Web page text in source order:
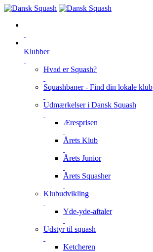
Klubber
Hvad er Squash?
Squashbaner - Find din lokale klub
Udmærkelser i Dansk Squash
Æresprisen
Årets Klub
Årets Junior
Årets Squasher
Klubudvikling
Yde-yde-aftaler
Udstyr til squash
Ketcheren